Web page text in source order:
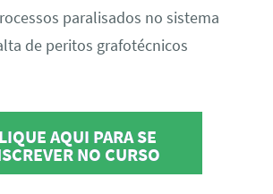
paralisados no sistema
de peritos grafotécnicos
AQUI PARA SE
NO CURSO